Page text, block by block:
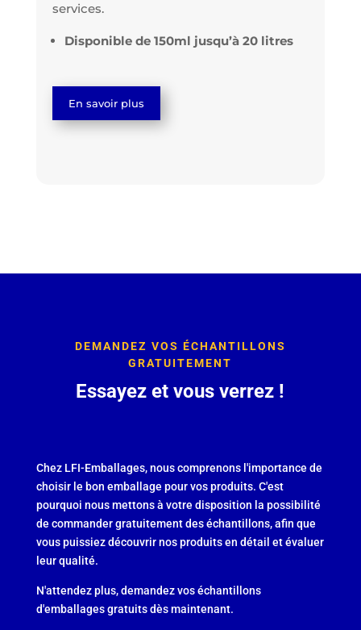
services.
Disponible de 150ml jusqu’à 20 litres
En savoir plus
DEMANDEZ VOS ÉCHANTILLONS
GRATUITEMENT
Essayez et vous verrez !
Chez LFI-Emballages, nous comprenons l'importance de
choisir le bon emballage pour vos produits. C'est
pourquoi nous mettons à votre disposition la possibilité
de commander gratuitement des échantillons, afin que
vous puissiez découvrir nos produits en détail et évaluer
leur qualité.
N'attendez plus, demandez vos échantillons
d'emballages gratuits dès maintenant.